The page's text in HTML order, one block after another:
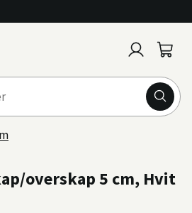
inn
overskap 5 cm, Hvit